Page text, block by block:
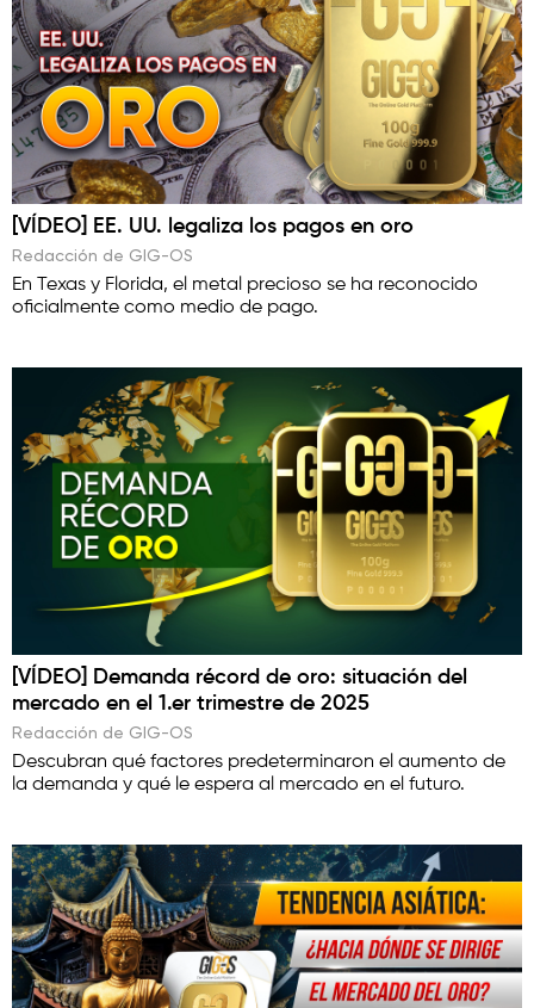
[VÍDEO] EE. UU. legaliza los pagos en oro
Redacción de GIG-OS
En Texas y Florida, el metal precioso se ha reconocido
oficialmente como medio de pago.
[VÍDEO] Demanda récord de oro: situación del
mercado en el 1.er trimestre de 2025
Redacción de GIG-OS
Descubran qué factores predeterminaron el aumento de
la demanda y qué le espera al mercado en el futuro.